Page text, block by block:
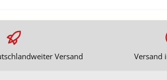
Versand Versand